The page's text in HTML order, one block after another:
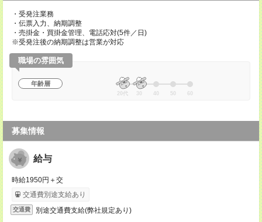
・受発注業務
・伝票入力、納期調整
・売掛金・買掛金管理、電話応対(5件／日)
※受発注後の納期調整は営業が対応
職場の雰囲気
年齢層
20代 30 40 50 60
募集情報
給与
時給1950円＋交
交通費別途支給あり
交通費 別途交通費支給(弊社規定あり)